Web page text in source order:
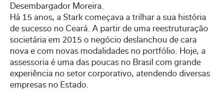
Desembargador Moreira.
Há 15 anos, a Stark começava a trilhar a sua história
de sucesso no Ceará. A partir de uma reestruturação
societária em 2015 o negócio deslanchou de cara
nova e com novas modalidades no portfólio. Hoje, a
assessoria é uma das poucas no Brasil com grande
experiência no setor corporativo, atendendo diversas
empresas no Estado.